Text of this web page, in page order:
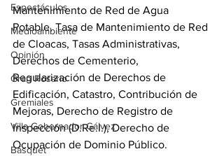
Espectáculos
Medioambiente
Opinión
Gran Rosario
Gremiales
Villa Gobernador Gálvez
Básquet
Mantenimiento de Red de Agua
Potable, Tasa de Mantenimiento de Red
de Cloacas, Tasas Administrativas,
Derechos de Cementerio,
Regularización de Derechos de
Edificación, Catastro, Contribución de
Mejoras, Derecho de Registro de
Inspección (D.Re.I.), Derecho de
Ocupación de Dominio Público.